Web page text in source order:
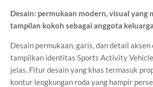
Desain: permukaan modern, visual yang
tampilan kokoh sebagai anggota
Desain permukaan, garis, dan detail
tampilkan identitas Sports Activity
jelas. Fitur desain yang khas termasuk
kontur lengkungan roda yang hampir